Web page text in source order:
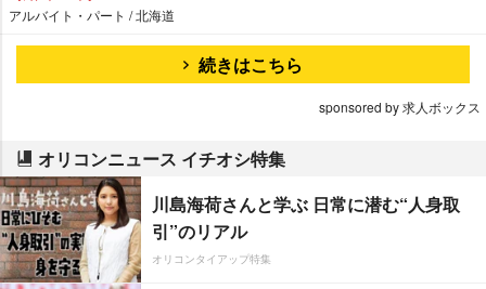
アルバイト・パート / 北海道
続きはこちら
sponsored by 求人ボックス
オリコンニュース イチオシ特集
川島海荷さんと学ぶ 日常に潜む“人身取
引”のリアル
オリコンタイアップ特集